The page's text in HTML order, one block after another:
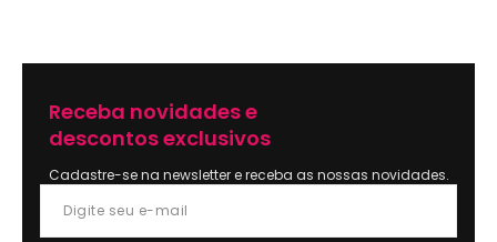
Receba novidades e
descontos exclusivos
Cadastre-se na newsletter e receba as nossas novidades.